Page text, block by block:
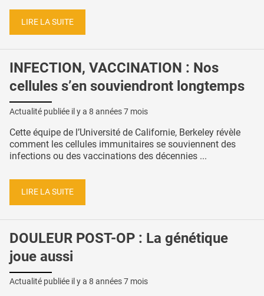
LIRE LA SUITE
INFECTION, VACCINATION : Nos
cellules s’en souviendront longtemps
Actualité publiée il y a 8 années 7 mois
Cette équipe de l’Université de Californie, Berkeley révèle
comment les cellules immunitaires se souviennent des
infections ou des vaccinations des décennies ...
LIRE LA SUITE
DOULEUR POST-OP : La génétique
joue aussi
Actualité publiée il y a 8 années 7 mois